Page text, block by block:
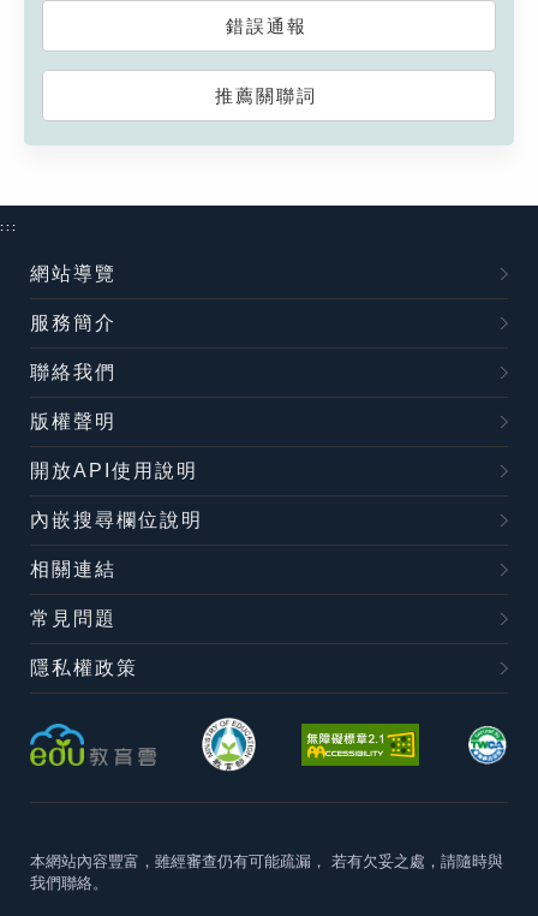
錯誤通報
推薦關聯詞
:::
網站導覽
服務簡介
聯絡我們
版權聲明
開放API使用說明
內嵌搜尋欄位說明
相關連結
常見問題
隱私權政策
本網站內容豐富，雖經審查仍有可能疏漏， 若有欠妥之處，請隨時與
我們聯絡。